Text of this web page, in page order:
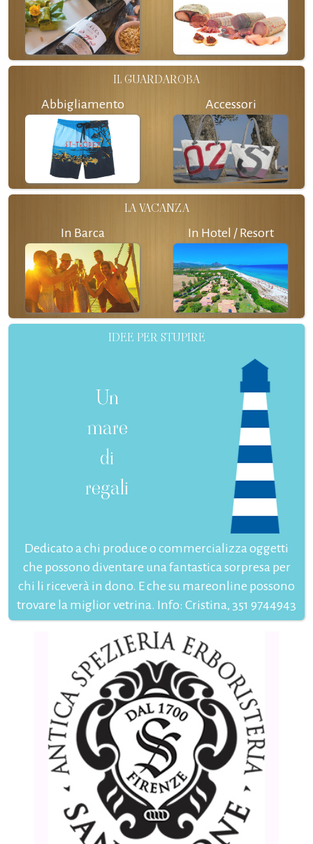
IL GUARDAROBA
Abbigliamento Accessori
LA VACANZA
In Barca In Hotel / Resort
IDEE PER STUPIRE
Un
mare
di
regali
Dedicato a chi produce o commercializza oggetti
che possono diventare una fantastica sorpresa per
chi li riceverà in dono. E che su mareonline possono
trovare la miglior vetrina. Info: Cristina, 351 9744943